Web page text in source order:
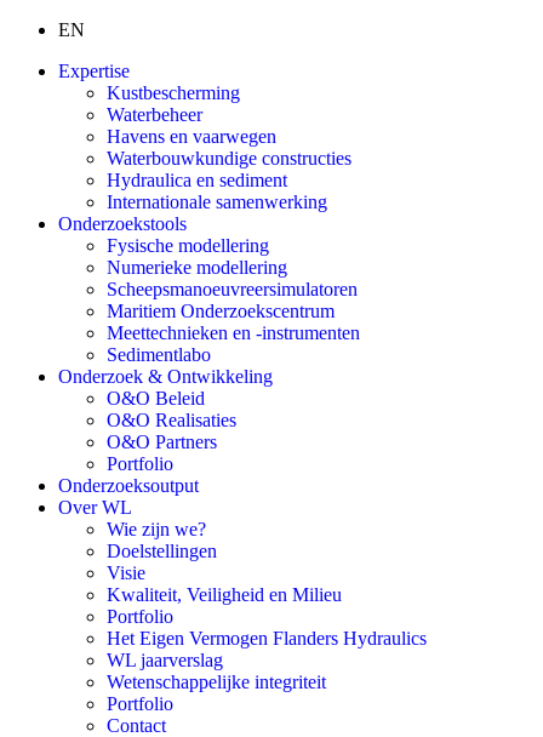
EN
Expertise
Kustbescherming
Waterbeheer
Havens en vaarwegen
Waterbouwkundige constructies
Hydraulica en sediment
Internationale samenwerking
Onderzoekstools
Fysische modellering
Numerieke modellering
Scheepsmanoeuvreersimulatoren
Maritiem Onderzoekscentrum
Meettechnieken en -instrumenten
Sedimentlabo
Onderzoek & Ontwikkeling
O&O Beleid
O&O Realisaties
O&O Partners
Portfolio
Onderzoeksoutput
Over WL
Wie zijn we?
Doelstellingen
Visie
Kwaliteit, Veiligheid en Milieu
Portfolio
Het Eigen Vermogen Flanders Hydraulics
WL jaarverslag
Wetenschappelijke integriteit
Portfolio
Contact